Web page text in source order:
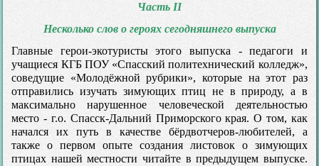
Часть II
Несколько слов о героях сегодняшнего выпуска
Главные герои-экотуристы этого выпуска - педагоги и
учащиеся КГБ ПОУ «Спасский политехнический колледж»,
соведущие «Молодёжной рубрики», которые на этот раз
отправились изучать зимующих птиц не в природу, а в
максимально нарушенное человеческой деятельностью
место - г.о. Спасск-Дальний Приморского края. О том, как
начался их путь в качестве бёрдвотчеров-любителей, а
также о первом опыте создания листовок о зимующих
птицах нашей местности читайте в предыдущем выпуске.